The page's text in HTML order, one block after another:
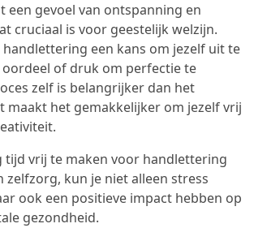
een gevoel van ontspanning en
cruciaal is voor geestelijk welzijn.
een kans om jezelf uit te
of druk om perfectie te
zelf is belangrijker dan het
maakt het gemakkelijker om jezelf vrij
tijd vrij te maken voor handlettering
zelfzorg, kun je niet alleen stress
ook een positieve impact hebben op
gezondheid.